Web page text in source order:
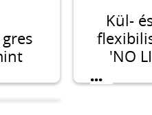
Kül-
'NO
...